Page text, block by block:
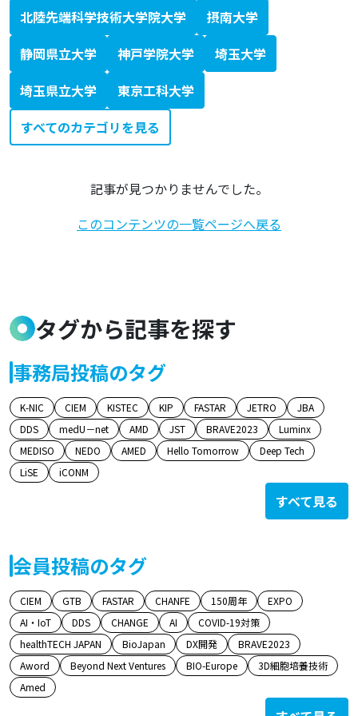
北陸先端科学技術大学院大学
摂南大学
静岡県立大学
神戸学院大学
埼玉大学
埼玉県立大学
東京工科大学
すべてのカテゴリを見る
記事が見つかりませんでした。
このコンテンツの一覧ページへ戻る
タグから記事を探す
事務局投稿のタグ
K-NIC CIEM KISTEC KIP FASTAR JETRO
JBA
DDS
medU－net AMD JST BRAVE2023
Luminx
MEDISO
NEDO AMED Hello Tomorrow
Deep Tech
LiSE
iCONM
すべて見る
会員投稿のタグ
CIEM GTB FASTAR CHANFE 150周年
EXPO
AI・IoT
DDS CHANGE AI
COVID-19対策
healthTECH JAPAN
BioJapan DX開発
BRAVE2023
Aword
Beyond Next Ventures BIO-Europe
3D細胞培養技術
Amed